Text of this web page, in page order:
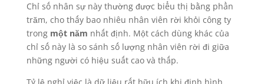
Chỉ số nhân sự này thường được biểu thị bằng phần
trăm, cho thấy bao nhiêu nhân viên rời khỏi công ty
trong một năm nhất định. Một cách dùng khác của
chỉ số này là so sánh số lượng nhân viên rời đi giữa
những người có hiệu suất cao và thấp.